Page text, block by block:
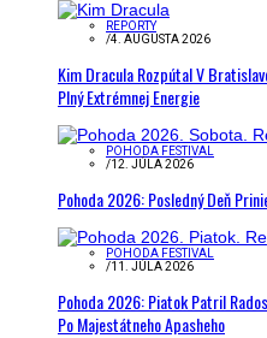
REPORTY
/4. AUGUSTA 2026
Kim Dracula Rozpútal V
Plný Extrémnej Energie
POHODA FESTIVAL
/12. JÚLA 2026
Pohoda 2026: Posledný Deň
POHODA FESTIVAL
/11. JÚLA 2026
Pohoda 2026: Piatok Patril
Po Majestátneho Apasheho